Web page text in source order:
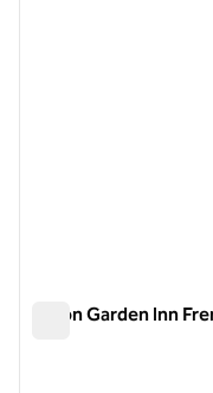
Hilton Garden Inn